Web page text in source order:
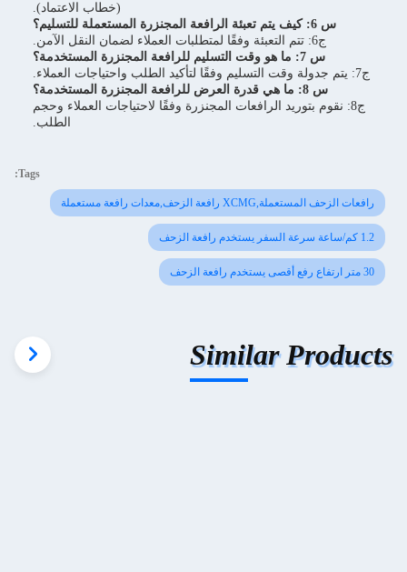
(خطاب الاعتماد).
س 6: كيف يتم تعبئة الرافعة المجنزرة المستعملة للتسليم؟
ج6: تتم التعبئة وفقًا لمتطلبات العملاء لضمان النقل الآمن.
س 7: ما هو وقت التسليم للرافعة المجنزرة المستخدمة؟
ج7: يتم جدولة وقت التسليم وفقًا لتأكيد الطلب واحتياجات العملاء.
س 8: ما هي قدرة العرض للرافعة المجنزرة المستخدمة؟
ج8: نقوم بتوريد الرافعات المجنزرة وفقًا لاحتياجات العملاء وحجم
الطلب.
Tags:
رافعات الزحف المستعملة,XCMG رافعة الزحف,معدات رافعة مستعملة
1.2 كم/ساعة سرعة السفر يستخدم رافعة الزحف
30 متر ارتفاع رفع أقصى يستخدم رافعة الزحف
Similar Products